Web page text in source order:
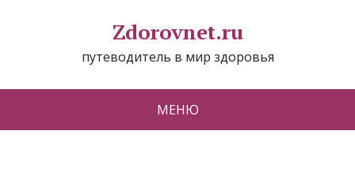
Zdorovnet.ru
путеводитель в мир здоровья
МЕНЮ